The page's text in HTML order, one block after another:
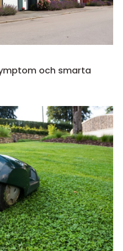
och smarta